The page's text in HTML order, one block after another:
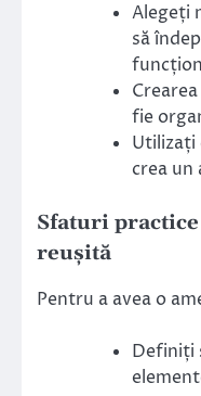
Alegeți
să
fie
Utilizați
crea un
Sfaturi
reușită
Pentru a avea o
Definiți